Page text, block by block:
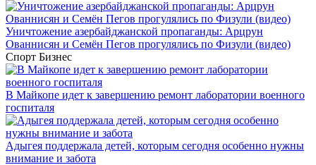
Уничтожение азербайджанской пропаганды: Арцрун
Ованнисян и Семён Пегов прогулялись по Физули (видео)
Спорт Бизнес
В Майкопе идет к завершению ремонт лаборатории военного
госпиталя
Адыгея поддержала детей, которым сегодня особенно нужны
внимание и забота